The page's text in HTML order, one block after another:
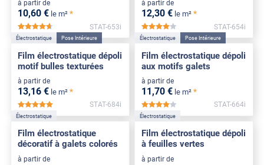
à partir de
10,60 € le m² *
*****
STAT-653i
à partir de
12,30 € le m² *
*****
STAT-654i
Électrostatique Pose Intérieure
Film électrostatique dépoli
motif bulles texturées
à partir de
13,16 € le m² *
*****
STAT-684i
Électrostatique Pose Intérieure
Film électrostatique dépoli
aux motifs galets
à partir de
11,70 € le m² *
*****
STAT-664i
Électrostatique
Film électrostatique
décoratif à galets colorés
à partir de
Électrostatique
Film électrostatique dépoli
à feuilles vertes
à partir de